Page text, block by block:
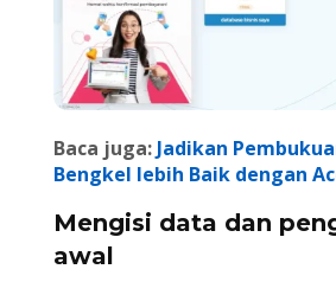
Baca juga: Jadikan
Bengkel lebih Baik dengan
Mengisi data dan
awal